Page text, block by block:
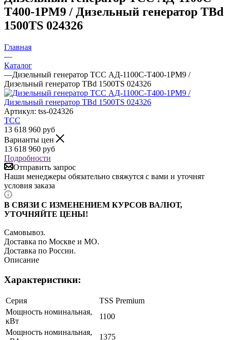
Т400-1РМ9 / Дизельный генератор TBd
1500TS 024326
Главная
—
Каталог
—Дизельный генератор ТСС АД-1100С-Т400-1РМ9 /
Дизельный генератор TBd 1500TS 024326
Артикул: tss-024326
ТСС
13 618 960 руб
Варианты цен
13 618 960 руб
Подробности
Отправить запрос
Наши менеджеры обязательно свяжутся с вами и уточнят
условия заказа
В СВЯЗИ С ИЗМЕНЕНИЕМ КУРСОВ ВАЛЮТ,
УТОЧНЯЙТЕ ЦЕНЫ!
Самовывоз.
Доставка по Москве и МО.
Доставка по России.
Описание
Характеристики:
Серия
TSS Premium
Мощность номинальная,
кВт
1100
Мощность номинальная,
1375